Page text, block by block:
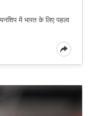
में भारत के लिए पहला